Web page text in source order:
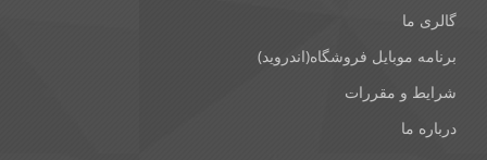
گالری ما
برنامه موبایل فروشگاه(اندروید)
شرایط و مقررات
درباره ما